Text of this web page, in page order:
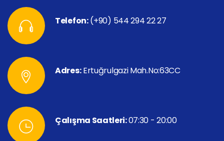
Telefon:(+90) 544 294 22 27
Adres:Ertuğrulgazi Mah.No:63CC
Çalışma Saatleri:07:30 - 20:00